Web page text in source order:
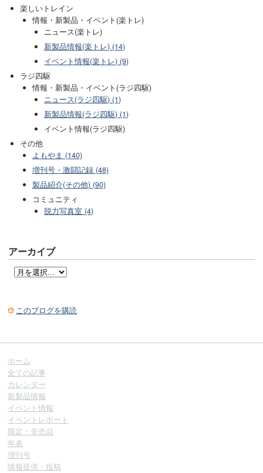
楽しいトレイン
情報・新製品・イベント(楽トレ)
ニュース(楽トレ)
新製品情報(楽トレ) (14)
イベント情報(楽トレ) (9)
ラジ四駆
情報・新製品・イベント(ラジ四駆)
ニュース(ラジ四駆) (1)
新製品情報(ラジ四駆) (1)
イベント情報(ラジ四駆)
その他
よもやま (140)
増刊号・激闘記録 (48)
製品紹介(その他) (90)
コミュニティ
脱力写真室 (4)
アーカイブ
このブログを購読
ホーム
全ての記事
カレンダー
新製品情報
イベント情報
イベントレポート
限定・非売品
年表
増刊号
情報提供・投稿